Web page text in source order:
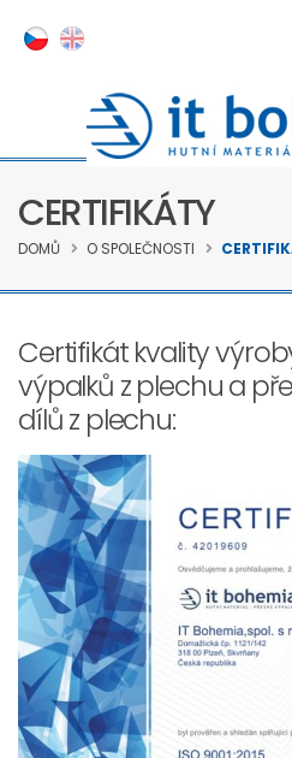
CERTIFIKÁTY
DOMŮ O SPOLEČNOSTI
Certifikát kvality
výpalků z plechu a
dílů z plechu: